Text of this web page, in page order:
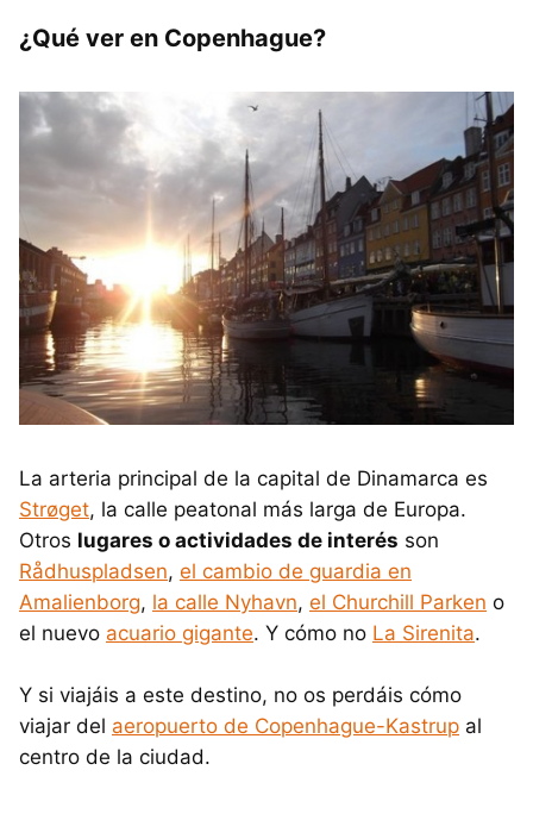
¿Qué ver en Copenhague?
La arteria principal de la capital de Dinamarca es
Strøget, la calle peatonal más larga de Europa.
Otros lugares o actividades de interés son
Rådhuspladsen, el cambio de guardia en
Amalienborg, la calle Nyhavn, el Churchill Parken o
el nuevo acuario gigante. Y cómo no La Sirenita.
Y si viajáis a este destino, no os perdáis cómo
viajar del aeropuerto de Copenhague-Kastrup al
centro de la ciudad.